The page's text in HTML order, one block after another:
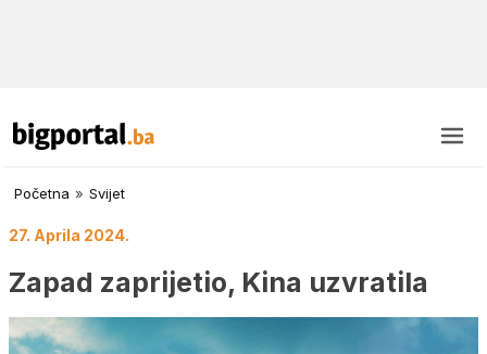
Početna » Svijet
27. Aprila 2024.
Zapad zaprijetio, Kina uzvratila